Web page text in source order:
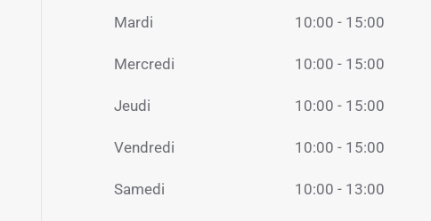
Mardi 10:00 - 15:00
Mercredi 10:00 - 15:00
Jeudi 10:00 - 15:00
Vendredi 10:00 - 15:00
Samedi 10:00 - 13:00